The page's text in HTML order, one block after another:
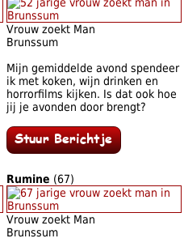
Vrouw zoekt Man
Brunssum
Mijn gemiddelde avond spendeer
ik met koken, wijn drinken en
horrorfilms kijken. Is dat ook hoe
jij je avonden door brengt?
Rumine (67)
Vrouw zoekt Man
Brunssum